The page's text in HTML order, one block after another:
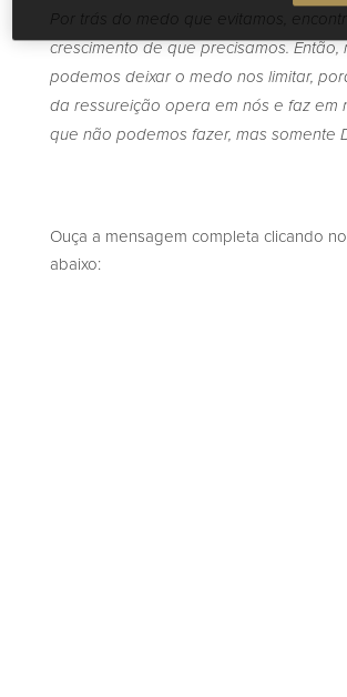
Por trás do medo que evitamos,
crescimento de que precisamos. Então,
podemos deixar o medo nos limitar,
da ressureição opera em nós e faz em
que não podemos fazer, mas somente
Ouça a mensagem completa clicando
abaixo: